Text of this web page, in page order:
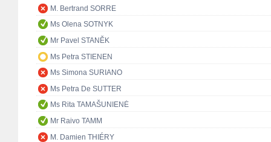
M. Bertrand SORRE
Ms Olena SOTNYK
Mr Pavel STANĚK
Ms Petra STIENEN
Ms Simona SURIANO
Ms Petra De SUTTER
Ms Rita TAMAŠUNIENĖ
Mr Raivo TAMM
M. Damien THIÉRY